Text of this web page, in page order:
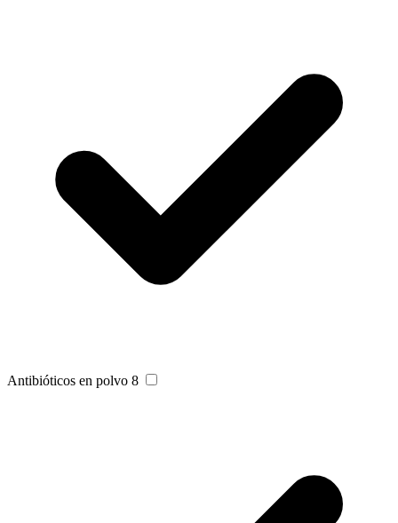
Antibióticos en polvo 8